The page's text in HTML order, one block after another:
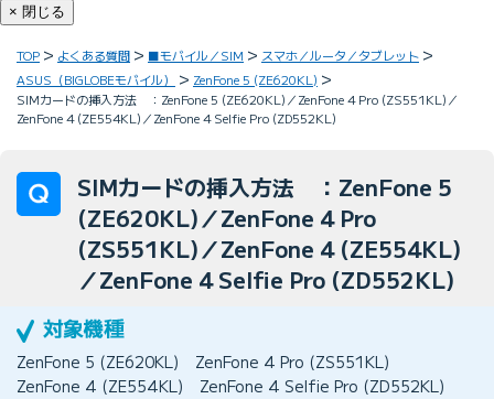
× 閉じる
TOP よくある質問 ■モバイル／SIM
スマホ／ルータ／タブレット
ASUS（BIGLOBEモバイル）
ZenFone 5 (ZE620KL)
SIMカードの挿入方法 ：ZenFone 5 (ZE620KL)／ZenFone 4 Pro (ZS551KL)／
ZenFone 4 (ZE554KL)／ZenFone 4 Selfie Pro (ZD552KL)
SIMカードの挿入方法 ：ZenFone 5
(ZE620KL)／ZenFone 4 Pro
(ZS551KL)／ZenFone 4 (ZE554KL)
／ZenFone 4 Selfie Pro (ZD552KL)
ZenFone 5 (ZE620KL)
ZenFone 4 Pro (ZS551KL)
ZenFone 4 (ZE554KL)
ZenFone 4 Selfie Pro (ZD552KL)